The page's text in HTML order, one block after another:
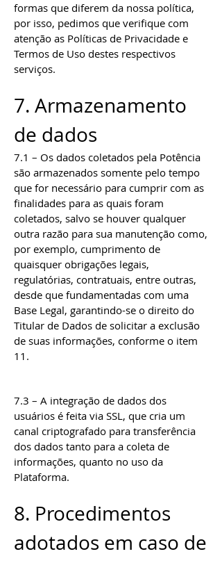
formas que diferem da nossa política,
por isso, pedimos que verifique com
atenção as Políticas de Privacidade e
Termos de Uso destes respectivos
serviços.
7. Armazenamento
de dados
7.1 – Os dados coletados pela Potência
são armazenados somente pelo tempo
que for necessário para cumprir com as
finalidades para as quais foram
coletados, salvo se houver qualquer
outra razão para sua manutenção como,
por exemplo, cumprimento de
quaisquer obrigações legais,
regulatórias, contratuais, entre outras,
desde que fundamentadas com uma
Base Legal, garantindo-se o direito do
Titular de Dados de solicitar a exclusão
de suas informações, conforme o item
11.
7.3 – A integração de dados dos
usuários é feita via SSL, que cria um
canal criptografado para transferência
dos dados tanto para a coleta de
informações, quanto no uso da
Plataforma.
8. Procedimentos
adotados em caso de